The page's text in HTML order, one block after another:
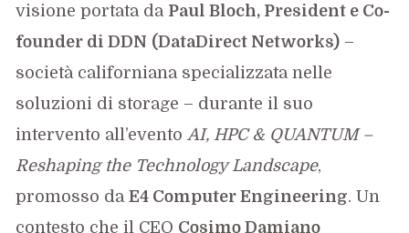
visione portata da Paul Bloch, President e Co-
founder di DDN (DataDirect Networks) –
società californiana specializzata nelle
soluzioni di storage – durante il suo
intervento all’evento AI, HPC & QUANTUM –
Reshaping the Technology Landscape,
promosso daE4 Computer Engineering. Un
contesto che il CEO Cosimo Damiano